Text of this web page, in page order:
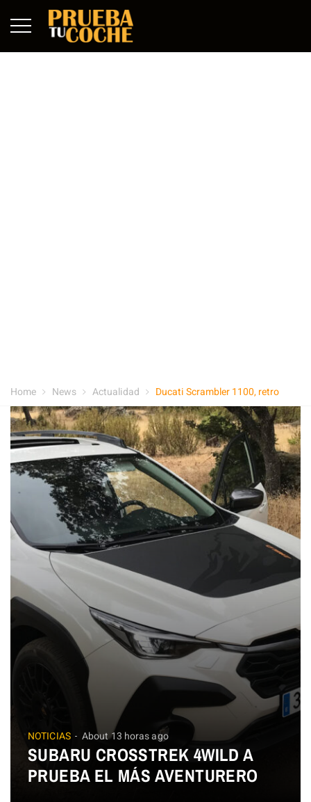
Home News Actualidad Ducati Scrambler 1100, retro
NOTICIAS About 13 horas ago
SUBARU CROSSTREK 4WILD A
PRUEBA EL MÁS AVENTURERO